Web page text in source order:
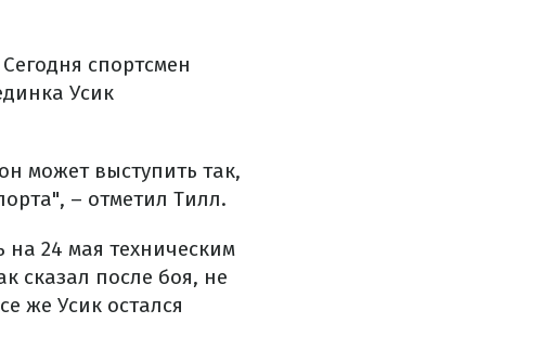
спортсмен
Усик
может выступить так,
– отметил Тилл.
на 24 мая техническим
сказал после боя, не
же Усик остался